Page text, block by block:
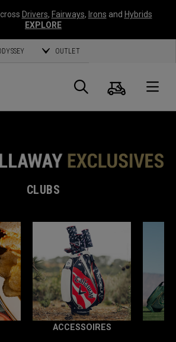
Drivers, Fairways, Irons and Hybrids
EXPLORE
OUTLET
Panier
CLUBS
ACCESSOIRES